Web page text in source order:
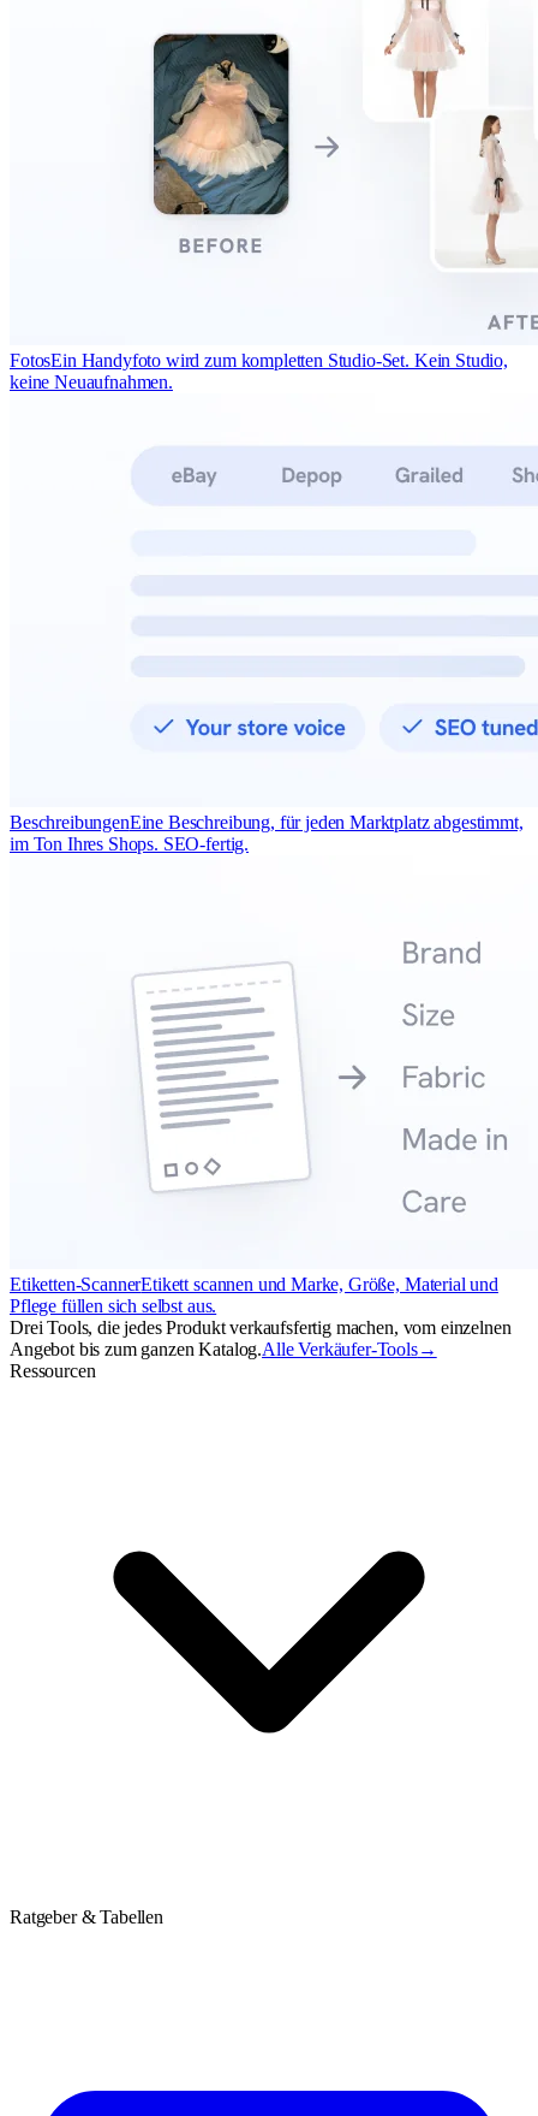
FotosEin Handyfoto wird zum kompletten Studio-Set. Kein Studio,
keine Neuaufnahmen.
BeschreibungenEine Beschreibung, für jeden Marktplatz abgestimmt,
im Ton Ihres Shops. SEO-fertig.
Etiketten-ScannerEtikett scannen und Marke, Größe, Material und
Pflege füllen sich selbst aus.
Drei Tools, die jedes Produkt verkaufsfertig machen, vom einzelnen
Angebot bis zum ganzen Katalog.Alle Verkäufer-Tools→
Ressourcen
Ratgeber & Tabellen